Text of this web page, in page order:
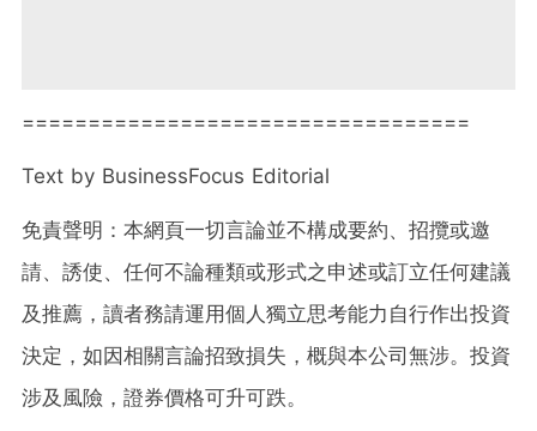
==================================
Text by BusinessFocus Editorial
免責聲明：本網頁一切言論並不構成要約、招攬或邀
請、誘使、任何不論種類或形式之申述或訂立任何建議
及推薦，讀者務請運用個人獨立思考能力自行作出投資
決定，如因相關言論招致損失，概與本公司無涉。投資
涉及風險，證券價格可升可跌。